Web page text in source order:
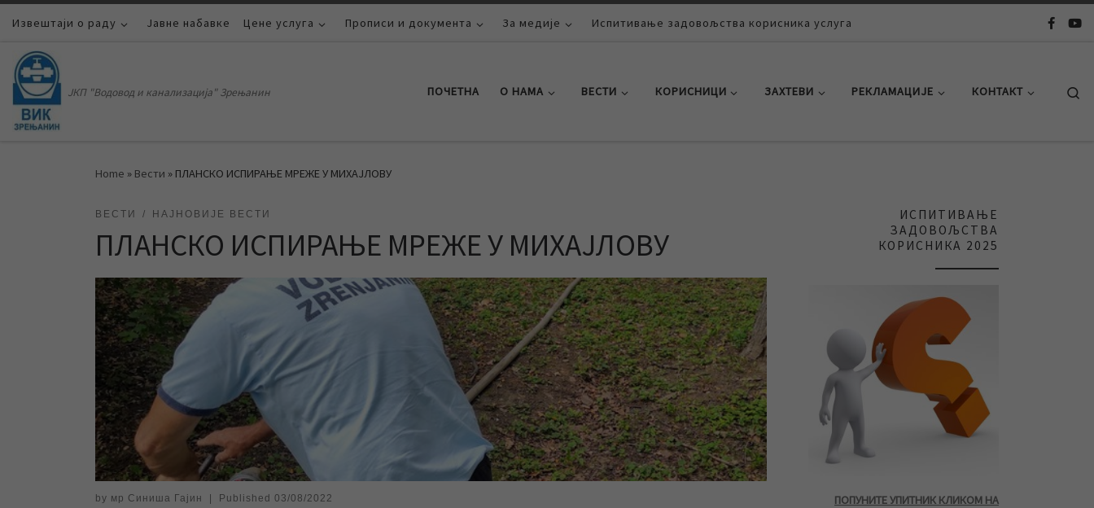
Skip to content
Извештаји о раду Јавне набавке Цене услуга Прописи и документа За медије Испитивање задовољства корисника услуга
ЈКП "Водовод и канализација" Зрењанин ПОЧЕТНА О НАМА ВЕСТИ КОРИСНИЦИ ЗАХТЕВИ РЕКЛАМАЦИЈЕ КОНТАКТ
Home » Вести » ПЛАНСКО ИСПИРАЊЕ МРЕЖЕ У МИХАЈЛОВУ
ВЕСТИ НАЈНОВИЈЕ ВЕСТИ
ПЛАНСКО ИСПИРАЊЕ МРЕЖЕ У МИХАЈЛОВУ
by мр Синиша Гајин Published 03/08/2022
ИСПИТИВАЊЕ
ЗАДОВОЉСТВА
КОРИСНИКА 2025
ПОПУНИТЕ УПИТНИК КЛИКОМ НА